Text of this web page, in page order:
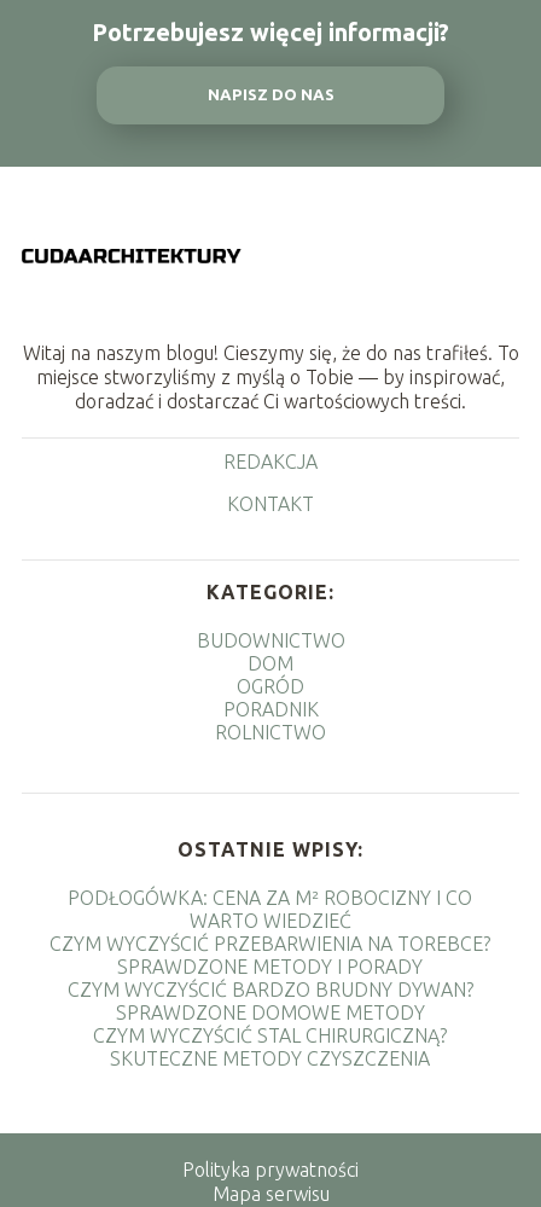
Potrzebujesz więcej informacji?
NAPISZ DO NAS
Witaj na naszym blogu! Cieszymy się, że do nas trafiłeś. To
miejsce stworzyliśmy z myślą o Tobie — by inspirować,
doradzać i dostarczać Ci wartościowych treści.
REDAKCJA
KONTAKT
KATEGORIE:
BUDOWNICTWO
DOM
OGRÓD
PORADNIK
ROLNICTWO
OSTATNIE WPISY:
PODŁOGÓWKA: CENA ZA M² ROBOCIZNY I CO
WARTO WIEDZIEĆ
CZYM WYCZYŚCIĆ PRZEBARWIENIA NA TOREBCE?
SPRAWDZONE METODY I PORADY
CZYM WYCZYŚCIĆ BARDZO BRUDNY DYWAN?
SPRAWDZONE DOMOWE METODY
CZYM WYCZYŚCIĆ STAL CHIRURGICZNĄ?
SKUTECZNE METODY CZYSZCZENIA
Polityka prywatności
Mapa serwisu